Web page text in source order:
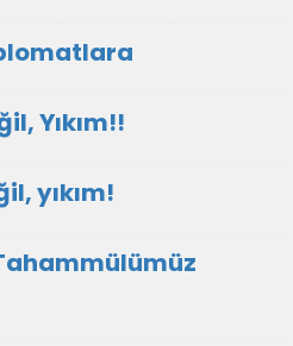
Yıkım!!
yıkım!